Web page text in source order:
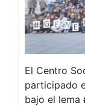
El Centro
participado
bajo el lema